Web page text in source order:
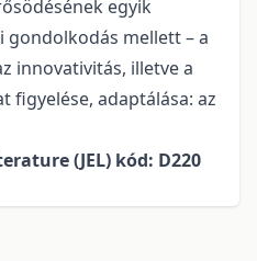
egyik
gondolkodás mellett – a
innovativitás, illetve a
figyelése, adaptálása: az
(JEL) kód: D220